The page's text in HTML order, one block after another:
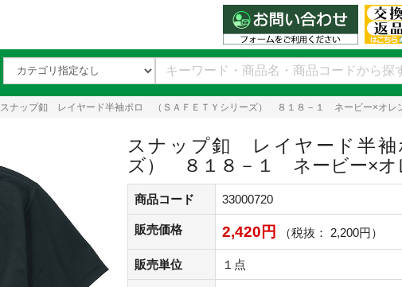
スナップ釦 レイヤード半袖ポロ （ＳＡＦＥＴＹシリーズ） ８１８－１ ネービー×オレ
スナップ釦 レイヤード半
ズ） ８１８－１ ネービー×オ
商品コード 33000720
販売価格 2,420円 （税抜： 2,200円）
販売単位 １点